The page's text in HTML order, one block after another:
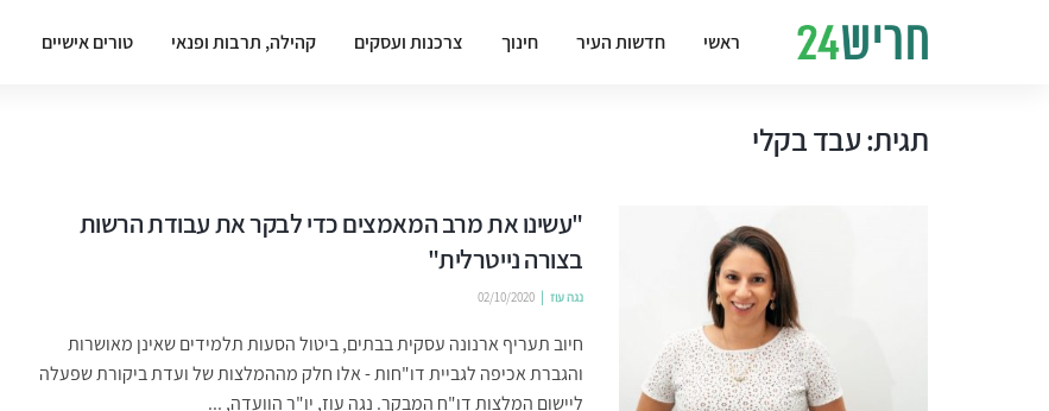
ראשי חדשות העיר חינוך צרכנות ועסקים קהילה, תרבות ופנאי טורים אישיים
תגית:עבד בקלי
"עשינו את מרב המאמצים כדי לבקר את עבודת הרשות
בצורה נייטרלית"
נגה עוז 02/10/2020
חיוב תעריף ארנונה עסקית בבתים, ביטול הסעות תלמידים שאינן מאושרות
והגברת אכיפה לגביית דו"חות - אלו חלק מההמלצות של ועדת ביקורת שפעלה
ליישום המלצות דו"ח המבקר. נגה עוז, יו"ר הוועדה, ...